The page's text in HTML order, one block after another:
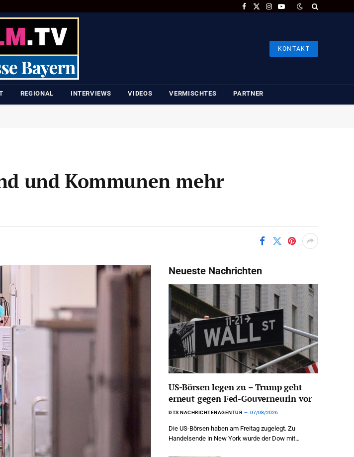
Facebook
X
Instagram
YouTube
KONTAKT
REGIONAL INTERVIEWS VIDEOS VERMISCHTES PARTNER
und Kommunen mehr
Neueste Nachrichten
US-Börsen legen zu – Trump geht
erneut gegen Fed-Gouverneurin vor
DTS NACHRICHTENAGENTUR 07/08/2026
Die US-Börsen haben am Freitag zugelegt. Zu
Handelsende in New York wurde der Dow mit…